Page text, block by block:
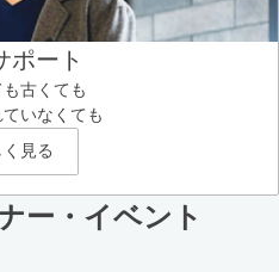
ポート
古くても
いなくても
見る
ー・イベント